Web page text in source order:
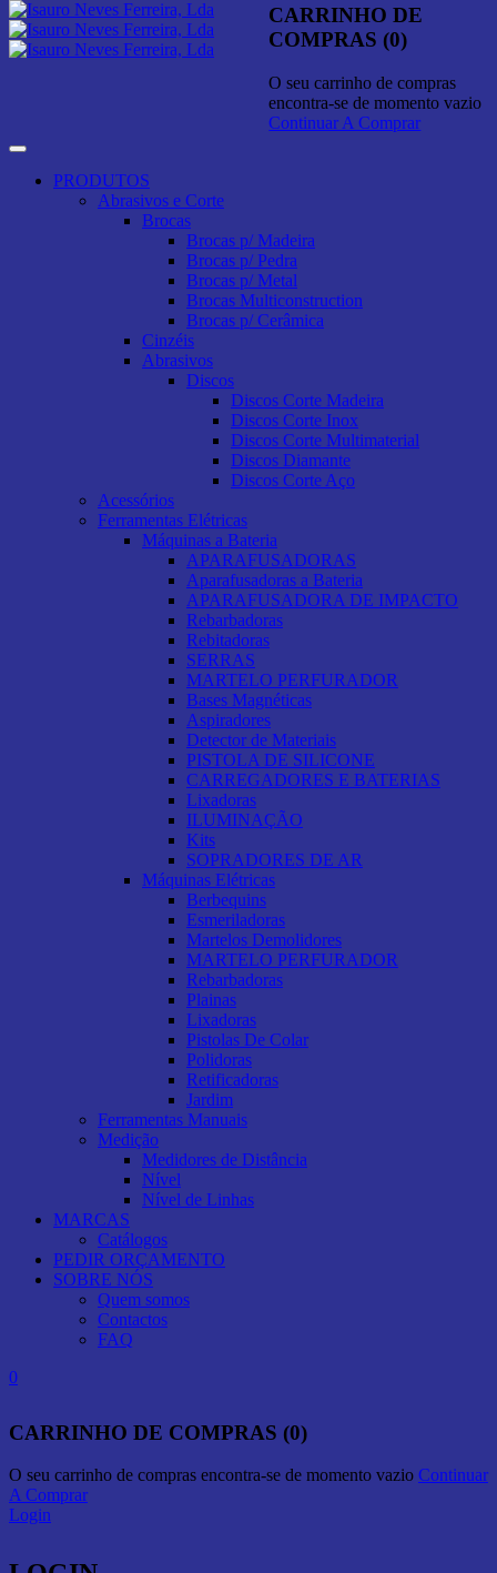
CARRINHO DE
COMPRAS (0)
O seu carrinho de compras
encontra-se de momento vazio
Continuar A Comprar
PRODUTOS
Abrasivos e Corte
Brocas
Brocas p/ Madeira
Brocas p/ Pedra
Brocas p/ Metal
Brocas Multiconstruction
Brocas p/ Cerâmica
Cinzéis
Abrasivos
Discos
Discos Corte Madeira
Discos Corte Inox
Discos Corte Multimaterial
Discos Diamante
Discos Corte Aço
Acessórios
Ferramentas Elétricas
Máquinas a Bateria
APARAFUSADORAS
Aparafusadoras a Bateria
APARAFUSADORA DE IMPACTO
Rebarbadoras
Rebitadoras
SERRAS
MARTELO PERFURADOR
Bases Magnéticas
Aspiradores
Detector de Materiais
PISTOLA DE SILICONE
CARREGADORES E BATERIAS
Lixadoras
ILUMINAÇÃO
Kits
SOPRADORES DE AR
Máquinas Elétricas
Berbequins
Esmeriladoras
Martelos Demolidores
MARTELO PERFURADOR
Rebarbadoras
Plainas
Lixadoras
Pistolas De Colar
Polidoras
Retificadoras
Jardim
Ferramentas Manuais
Medição
Medidores de Distância
Nível
Nível de Linhas
MARCAS
Catálogos
PEDIR ORÇAMENTO
SOBRE NÓS
Quem somos
Contactos
FAQ
0
CARRINHO DE COMPRAS (0)
O seu carrinho de compras encontra-se de momento vazio Continuar
A Comprar
Login